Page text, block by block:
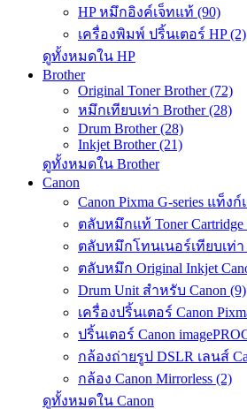
HP หมึกอิงค์เจ็ทแท้ (90)
เครื่องพิมพ์ ปริ้นเตอร์ HP (2)
ดูทั้งหมดใน HP
Brother
Original Toner Brother (72)
หมึกเทียบเท่า Brother (28)
Drum Brother (28)
Inkjet Brother (21)
ดูทั้งหมดใน Brother
Canon
Canon Pixma G-series แท็ง
ตลับหมึกแท้ Toner Cartridge
ตลับหมึกโทนเนอร์เทียบเท่า
ตลับหมึก Original Inkjet
Drum Unit สำหรับ Canon (9)
เครื่องปริ้นเตอร์ Canon
ปริ้นเตอร์ Canon
กล้องถ่ายรูป DSLR เลนส์
กล้อง Canon Mirrorless (2)
ดูทั้งหมดใน Canon